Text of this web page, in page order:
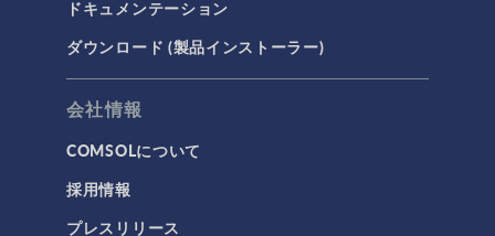
ドキュメンテーション
ダウンロード (製品インストーラー)
会社情報
COMSOLについて
採用情報
プレスリリース